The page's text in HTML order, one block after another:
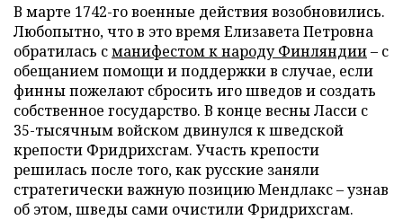
В марте 1742-го военные действия возобновились.
Любопытно, что в это время Елизавета Петровна
обратилась сманифестом к народу Финляндии– с
обещанием помощи и поддержки в случае, если
финны пожелают сбросить иго шведов и создать
собственное государство. В конце весны Ласси с
35-тысячным войском двинулся к шведской
крепости Фридрихсгам. Участь крепости
решилась после того, как русские заняли
стратегически важную позицию Мендлакс – узнав
об этом, шведы сами очистили Фридрихсгам.